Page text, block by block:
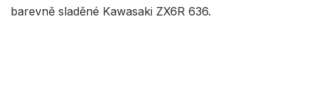
barevně sladěné Kawasaki ZX6R 636.